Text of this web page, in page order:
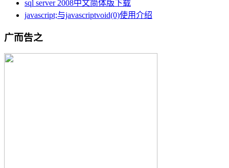
sql server 2008中文简体版下载
javascript;与javascriptvoid(0)使用介绍
广而告之